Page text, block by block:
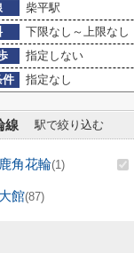
柴平駅
下限なし～上限なし
指定しない
件
指定なし
線 駅で絞り込む
鹿角花輪(1)
大館(87)